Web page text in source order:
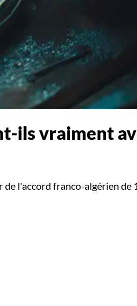
ils vraiment
de l'accord franco-algérien de